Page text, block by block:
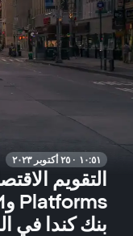
١٠:٥١ · ٢٥ أكتوبر ٢٠٢٣
بنك كندا في